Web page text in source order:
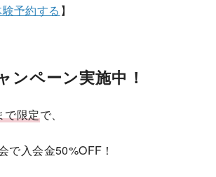
予約する 】
ンペーン実施中！
で限定で、
で入会金50%OFF！